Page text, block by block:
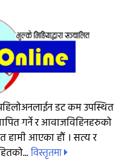
डट कम उपस्थित
गर्ने र आवाजविहिनहरुको
हामी आएका हौं । सत्य र
विस्तृतमा